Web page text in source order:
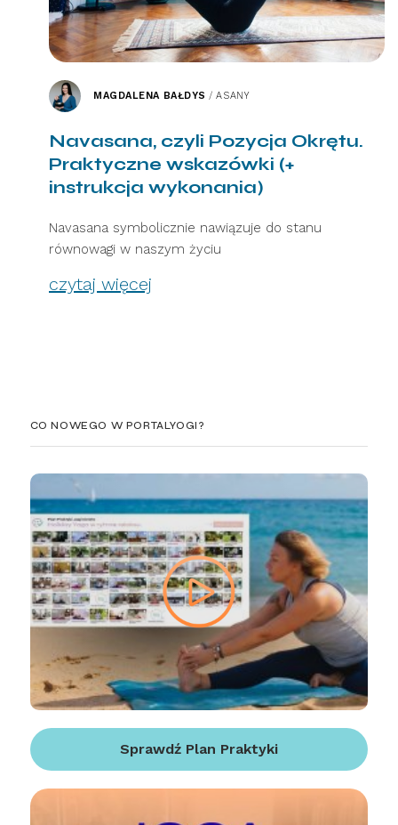
CO NOWEGO W PORTALYOGI?
Sprawdź Plan Praktyki
MAGDALENA BAŁDYS /ASANY
Navasana, czyli Pozycja Okrętu.
Praktyczne wskazówki (+
instrukcja wykonania)
Navasana symbolicznie nawiązuje do stanu
równowagi w naszym życiu
czytaj więcej